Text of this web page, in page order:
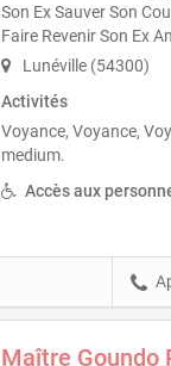
Son Ex Sauver Son
Faire Revenir Son Ex
Lunéville (54300)
Activités
Voyance, Voyance,
medium.
Accès aux
Maître Goundo